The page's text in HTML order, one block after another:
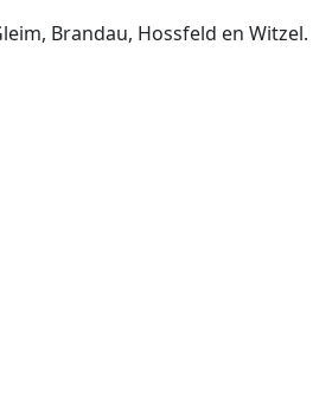
Brandau, Hossfeld en Witzel.